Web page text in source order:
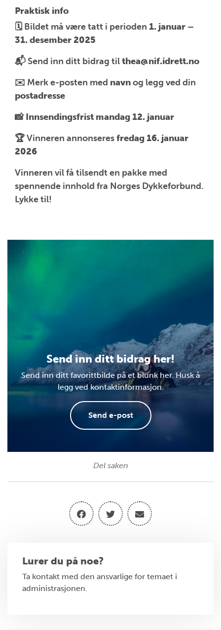
Praktisk info
🗓️ Bildet må være tatt i perioden 1. januar –
31. desember 2025
📬 Send inn ditt bidrag tilthea@nif.idrett.no
✉️ Merk e-posten med navnog legg ved din
postadresse
📸 Innsendingsfrist mandag 12. januar
🏆 Vinneren annonseresfredag 16. januar
2026
Vinneren vil få tilsendt en pakke med
spennende innhold fra Norges Dykkeforbund.
Lykke til!
Send inn ditt bidrag her!
Send inn ditt favorittbilde på et blunk her. Husk å
legg ved kontaktinformasjon.
Send e-post
Del saken
Lurer du på noe?
Ta kontakt med den ansvarlige for temaet i
administrasjonen.